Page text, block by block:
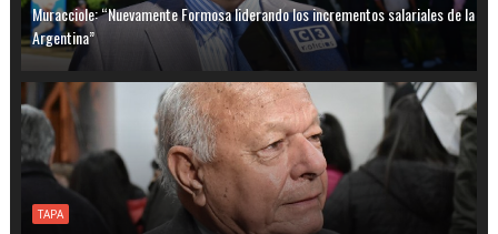
Muracciole: “Nuevamente Formosa liderando los incrementos salariales de la
Argentina”
TAPA